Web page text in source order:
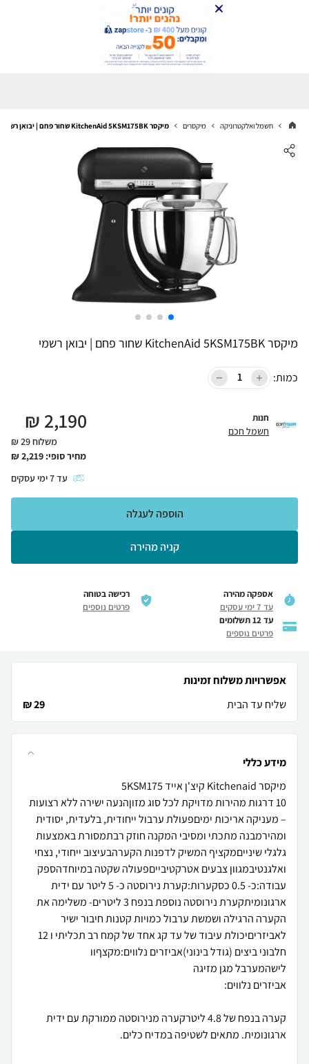
חשמל ואלקטרוניקה מיקסרים מיקסר KitchenAid 5KSM175BK שחור פחם | יבואן רשמי
מיקסר KitchenAid 5KSM175BK שחור פחם | יבואן רשמי
כמות:
חנות
חשמל חכם 2,190
₪
משלוח 29 ₪
מחיר סופי: 2,219
₪
עד7ימי עסקים
קניה מהירה
הוספה לעגלה
אספקה מהירה
עד 7 ימי עסקים
רכישה בטוחה
פרטים נוספים
עד 12 תשלומים
פרטים נוספים
אפשרויות משלוח זמינות
שליח עד הבית
29 ₪
מידע כללי
10 דרגות מהירות מדויקת לכל סוג מזון​הנעה ישירה ללא רצועות
– מעניקה אריכות ימיםפעולת ערבול ייחודית, בלעדית, יסודית
ומהירמבנה מתכתי ומסיבי המקנה חוזק רבתמסורת באמצעות
גלגלי שינייםמקציף המשיק לדפנות הקערהבעיצוב ייחודי, נצחי
ואלגנטיבמגוון צבעים אטרקטיבייםפעולה שקטה במיוחדהספק
עבודה:כ- 0.5 כסקערות:קערת נירוסטה כ- 5 ליטר עם ידית
ארגונומיתקערת נירוסטה נוספת בנפח 3 ליטרים- משלימה את
הקערה הרגילה ושמשת ערבול כמויות קטנות חיבור ישיר
לאביזריםיכולת עיבוד של עד קג אחד של קמח רב תכליתי ו 12
חלבוני ביצים (גודל בינוני)אביזרים נלווים:מקצףוו
קערה בנפח של 4.8 ליטרקערה מנירוסטה ממורקת עם ידית